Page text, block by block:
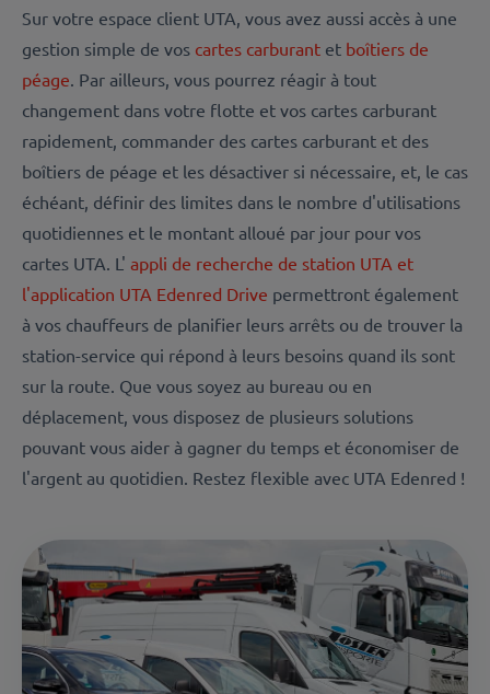
Sur votre espace client UTA, vous avez aussi accès à une
gestion simple de vos cartes carburant et boîtiers de
péage. Par ailleurs, vous pourrez réagir à tout
changement dans votre flotte et vos cartes carburant
rapidement, commander des cartes carburant et des
boîtiers de péage et les désactiver si nécessaire, et, le cas
échéant, définir des limites dans le nombre d'utilisations
quotidiennes et le montant alloué par jour pour vos
cartes UTA. L' appli de recherche de station UTA et
l'application UTA Edenred Drive permettront également
à vos chauffeurs de planifier leurs arrêts ou de trouver la
station-service qui répond à leurs besoins quand ils sont
sur la route. Que vous soyez au bureau ou en
déplacement, vous disposez de plusieurs solutions
pouvant vous aider à gagner du temps et économiser de
l'argent au quotidien. Restez flexible avec UTA Edenred !